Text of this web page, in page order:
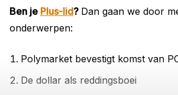
Ben je Plus-lid? Dan gaan we door
onderwerpen:
Polymarket bevestigt komst van
De dollar als reddingsboei